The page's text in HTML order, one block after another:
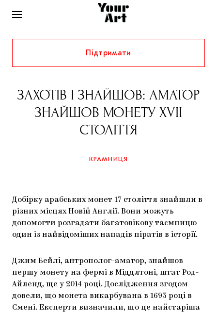
НОВИНИ
ІНТЕРВ’Ю
ХУДОЖНИКИ
КУРАТОРИ
РІДНИЙ КРАЙ
ФЕСТИВАЛІ
КОЛЕКЦІЇ
СТАТТІ
КОНСПЕКТИ
КНИЖКИ І ЖУРНАЛИ
ЗАПАЛЕННЯ
ЯК ПІДТРИМУВАТИ УКРАЇНСЬКЕ МИСТЕЦТВО
CARPATHIAN CULT ПРО РІЗДВЯНІ СВЯТА
КРАМНИЦЯ
Підтримати
ЗАХОТІВ І ЗНАЙШОВ: АМАТОР
ЗНАЙШОВ МОНЕТУ XVII
СТОЛІТТЯ
КРАМНИЦЯ
Добірку арабських монет 17 століття знайшли в
різних місцях Новій Англії. Вони можуть
допомогти розгадати багатовікову таємницю —
один із найвідоміших нападів піратів в історії.
Джим Бейлі, антрополог-аматор, знайшов
першу монету на фермі в Міддлтоні, штат Род-
Айленд, ще у 2014 році. Дослідження згодом
довели, що монета викарбувана в 1693 році в
Ємені. Експерти визначили, що це найстаріша